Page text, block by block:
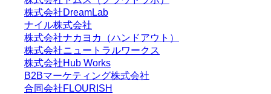
株式会社DreamLab
ナイル株式会社
株式会社ナカヨカ（ハンドアウト）
株式会社ニュートラルワークス
株式会社Hub Works
B2Bマーケティング株式会社
合同会社FLOURISH